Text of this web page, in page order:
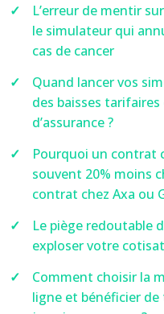
L’erreur de mentir
le simulateur qui
cas de cancer
Quand lancer vos
des baisses
d’assurance ?
Pourquoi un contrat
souvent 20% moins
contrat chez Axa ou
Le piège redoutable
exploser votre
Comment choisir la
ligne et bénéficier